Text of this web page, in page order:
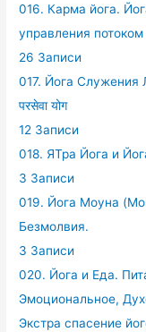
016. Карма йога.
управления
26 Записи
017. Йога Служения
परसेवा योग
12 Записи
018. ЯТра Йога и
3 Записи
019. Йога Моуна
Безмолвия.
3 Записи
020. Йога и Еда.
Эмоциональное,
Экстра спасение